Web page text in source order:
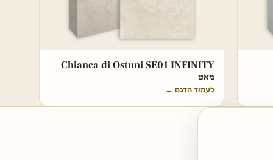
Chianca di Ostuni SE01 INFINITY
מאט
לעמוד הדגם ←